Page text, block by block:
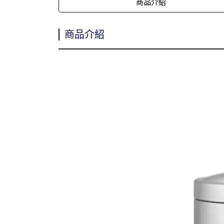
商品介紹